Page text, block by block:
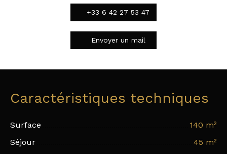
+33 6 42 27 53 47
Envoyer un mail
Caractéristiques techniques
Surface 140 m²
Séjour
45 m²